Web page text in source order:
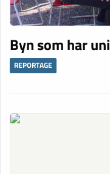
Byn som har
REPORTAGE